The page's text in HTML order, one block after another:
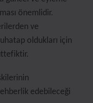
önemlidir.
ve
oldukları için
edebileceği